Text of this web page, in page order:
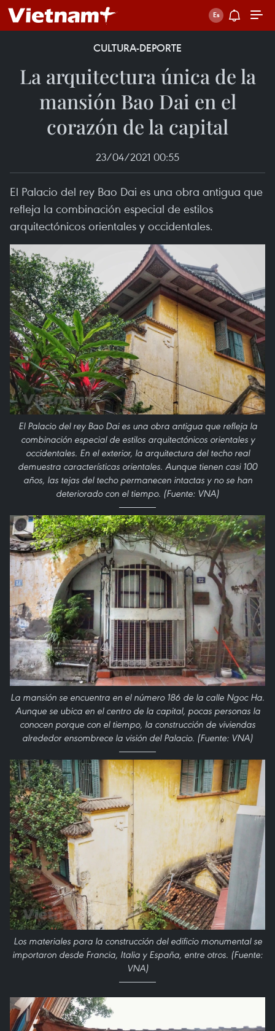
CULTURA-DEPORTE
La arquitectura única de la
mansión Bao Dai en el
corazón de la capital
23/04/2021 00:55
El Palacio del rey Bao Dai es una obra antigua que
refleja la combinación especial de estilos
arquitectónicos orientales y occidentales.
El Palacio del rey Bao Dai es una obra antigua que refleja la
combinación especial de estilos arquitectónicos orientales y
occidentales. En el exterior, la arquitectura del techo real
demuestra características orientales. Aunque tienen casi 100
años, las tejas del techo permanecen intactas y no se han
deteriorado con el tiempo. (Fuente: VNA)
La mansión se encuentra en el número 186 de la calle Ngoc Ha.
Aunque se ubica en el centro de la capital, pocas personas la
conocen porque con el tiempo, la construcción de viviendas
alrededor ensombrece la visión del Palacio. (Fuente: VNA)
Los materiales para la construcción del edificio monumental se
importaron desde Francia, Italia y España, entre otros. (Fuente:
VNA)